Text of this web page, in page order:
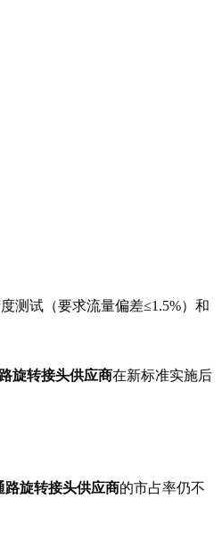
测试（要求流量偏差≤1.5%）和
旋转接头供应商在新标准实施后
路旋转接头供应商的市占率仍不